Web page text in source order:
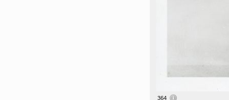
364